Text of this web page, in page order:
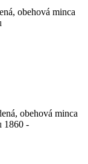
obehová minca
obehová minca
1860 -